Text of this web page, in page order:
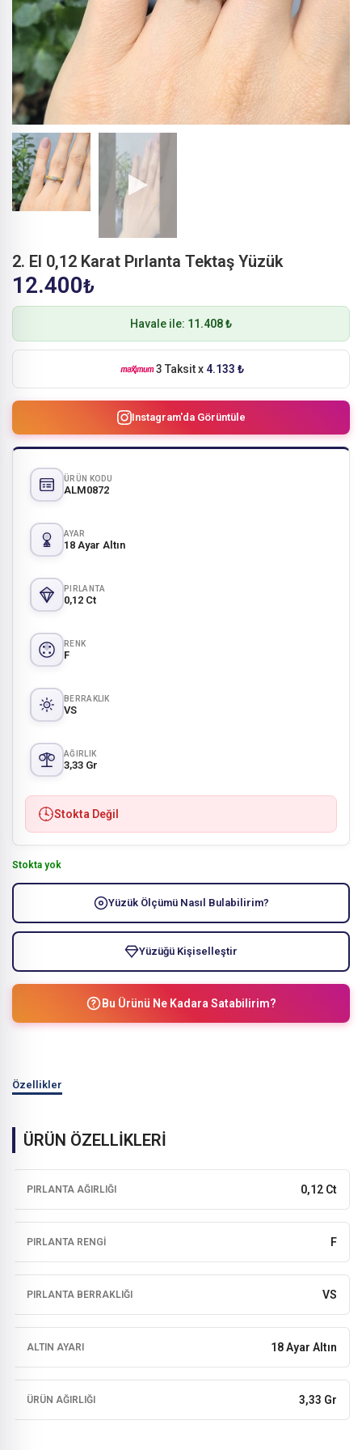
2. El 0,12 Karat Pırlanta Tektaş Yüzük
12.400₺
Havale ile: 11.408 ₺
3 Taksit x 4.133 ₺
Instagram'da Görüntüle
ÜRÜN KODU
ALM0872
AYAR
18 Ayar Altın
PIRLANTA
0,12 Ct
RENK
F
BERRAKLIK
VS
AĞIRLIK
3,33 Gr
Stokta Değil
Stokta yok
Yüzük Ölçümü Nasıl Bulabilirim?
Yüzüğü Kişiselleştir
Bu Ürünü Ne Kadara Satabilirim?
Özellikler
ÜRÜN ÖZELLİKLERİ
PIRLANTA AĞIRLIĞI 0,12 Ct
PIRLANTA RENGI F
PIRLANTA BERRAKLIĞI VS
ALTIN AYARI 18 Ayar Altın
ÜRÜN AĞIRLIĞI 3,33 Gr